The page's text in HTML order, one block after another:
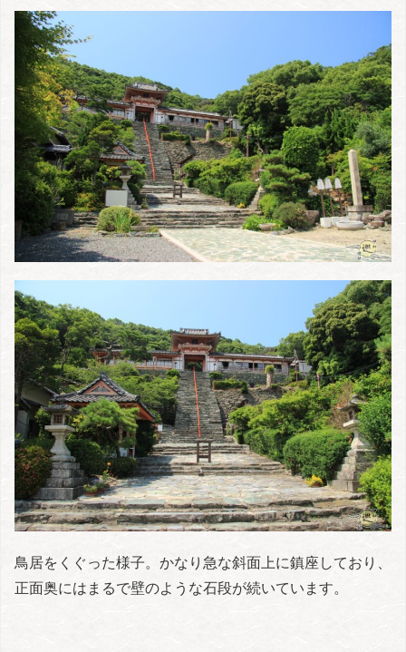
鳥居をくぐった様子。かなり急な斜面上に鎮座しており、
正面奥にはまるで壁のような石段が続いています。